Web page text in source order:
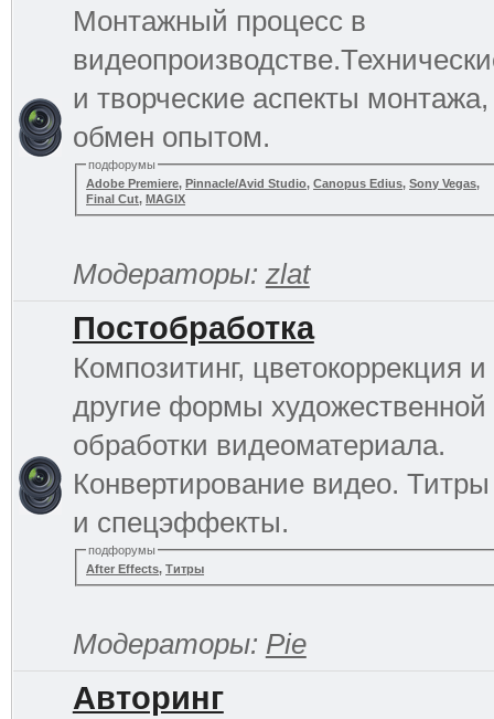
Монтажный процесс в
и творческие аспекты монтажа,
обмен опытом.
подфорумы
Adobe Premiere, Pinnacle/Avid Studio,Canopus Edius,Sony Vegas,
Final Cut, MAGIX
Модераторы: zlat
Постобработка
Композитинг, цветокоррекция и
другие формы художественной
обработки видеоматериала.
Конвертирование видео. Титры
и спецэффекты.
подфорумы
After Effects,Титры
Модераторы: Pie
Авторинг